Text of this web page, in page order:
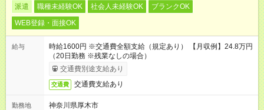
派遣 職種未経験OK 社会人未経験OK
ブランクOK
WEB登録・面接OK
給与
時給1600円 ※交通費全額支給（規定あり） 【月収例】24.8万円
（20日勤務 ※残業なしの場合）
交通費別途支給あり
交通費 交通費支給あり
勤務地
神奈川県厚木市